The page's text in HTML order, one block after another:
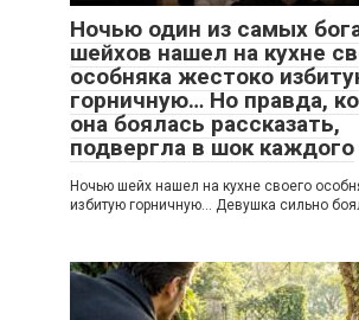
Ночью один из самых
шейхов нашел на кухне
особняка жестоко
горничную… Но правда,
она боялась рассказать,
подвергла в шок каждого
Ночью шейх нашел на кухне своего
избитую горничную… Девушка сильно